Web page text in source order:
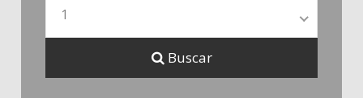
1
Buscar